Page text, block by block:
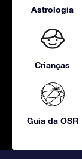
Astrologia
Crianças
Guia da OSR